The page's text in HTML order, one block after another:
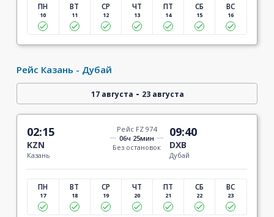
ПН
10
ВТ
11
СР
12
ЧТ
13
ПТ
14
СБ
15
ВС
16
Рейс Казань - Дубай
17 августа - 23 августа
02:15
KZN
Казань
Рейс FZ 974
06ч 25мин
Без остановок
09:40
DXB
Дубай
ПН
17
ВТ
18
СР
19
ЧТ
20
ПТ
21
СБ
22
ВС
23